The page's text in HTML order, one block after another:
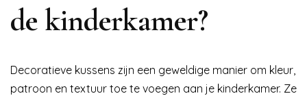
de kinderkamer?
Decoratieve kussens zijn een geweldige manier om kleur,
patroon en textuur toe te voegen aan je kinderkamer. Ze